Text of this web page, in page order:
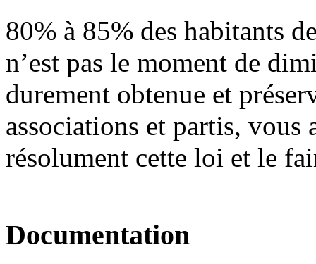
80% à 85% des habitants
n’est pas le moment de
durement obtenue et
associations et partis, vous
résolument cette loi et le
Documentation